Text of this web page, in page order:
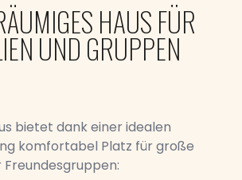
HAUS FÜR
UND GRUPPEN
bietet dank einer idealen
komfortabel Platz für große
Freundesgruppen: